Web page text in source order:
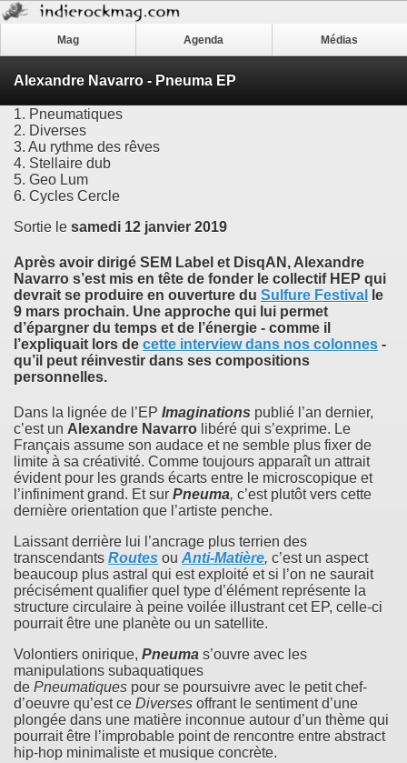
Mag Agenda Médias
Alexandre Navarro - Pneuma EP
1. Pneumatiques
2. Diverses
3. Au rythme des rêves
4. Stellaire dub
5. Geo Lum
6. Cycles Cercle
Sortie le samedi 12 janvier 2019
Après avoir dirigé SEM Label et DisqAN , Alexandre
Navarro s’est mis en tête de fonder le collectif HEP qui
devrait se produire en ouverture du Sulfure Festival
le
9 mars prochain. Une approche qui lui permet
d’épargner du temps et de l’énergie - comme il
l’expliquait lors de cette interview dans nos colonnes -
qu’il peut réinvestir dans ses compositions
personnelles.
Dans la lignée de l’EP Imaginations publié l’an dernier,
c’est un Alexandre Navarro libéré qui s’exprime. Le
Français assume son audace et ne semble plus fixer de
limite à sa créativité. Comme toujours apparaît un attrait
évident pour les grands écarts entre le microscopique et
l’infiniment grand. Et sur Pneuma, c’est plutôt vers cette
dernière orientation que l’artiste penche.
Laissant derrière lui l’ancrage plus terrien des
transcendants Routes ou Anti-Matière, c’est un aspect
beaucoup plus astral qui est exploité et si l’on ne saurait
précisément qualifier quel type d’élément représente la
structure circulaire à peine voilée illustrant cet EP, celle-ci
pourrait être une planète ou un satellite.
Volontiers onirique, Pneuma s’ouvre avec les
manipulations subaquatiques
de Pneumatiques pour se poursuivre avec le petit chef-
d’oeuvre qu’est ce Diverses offrant le sentiment d’une
plongée dans une matière inconnue autour d’un thème qui
pourrait être l’improbable point de rencontre entre abstract
hip-hop minimaliste et musique concrète.